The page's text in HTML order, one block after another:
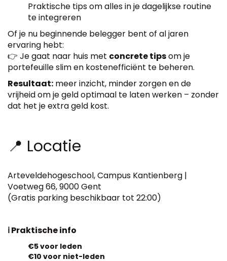
Praktische tips om alles in je dagelijkse routine
te integreren
Of je nu beginnende belegger bent of al jaren
ervaring hebt:
👉 Je gaat naar huis met concrete tipsom je
portefeuille slim en kostenefficiënt te beheren.
Resultaat: meer inzicht, minder zorgen en de
vrijheid om je geld optimaal te laten werken – zonder
dat het je extra geld kost.
📍 Locatie
Arteveldehogeschool, Campus Kantienberg |
Voetweg 66, 9000 Gent
(Gratis parking beschikbaar tot 22:00)
ℹ️ Praktische info
€5 voor leden
€10 voor niet-leden